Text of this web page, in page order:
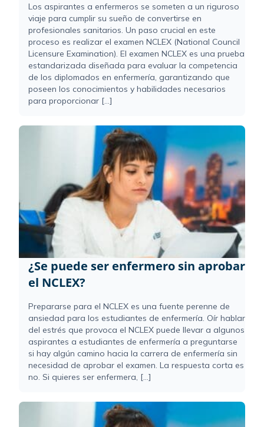
Los aspirantes a enfermeros se someten a un riguroso
viaje para cumplir su sueño de convertirse en
profesionales sanitarios. Un paso crucial en este
proceso es realizar el examen NCLEX (National Council
Licensure Examination). El examen NCLEX es una prueba
estandarizada diseñada para evaluar la competencia
de los diplomados en enfermería, garantizando que
poseen los conocimientos y habilidades necesarios
para proporcionar [...]
¿Se puede ser enfermero sin aprobar
el NCLEX?
Prepararse para el NCLEX es una fuente perenne de
ansiedad para los estudiantes de enfermería. Oír hablar
del estrés que provoca el NCLEX puede llevar a algunos
aspirantes a estudiantes de enfermería a preguntarse
si hay algún camino hacia la carrera de enfermería sin
necesidad de aprobar el examen. La respuesta corta es
no. Si quieres ser enfermera, [...]